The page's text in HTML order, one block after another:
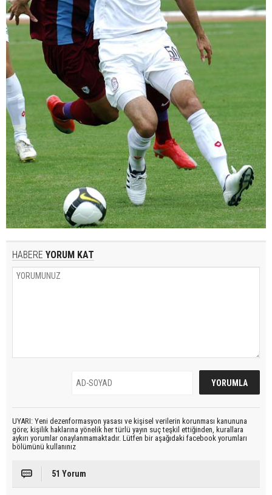
HABERE YORUM KAT
UYARI: Yeni dezenformasyon yasası ve kişisel verilerin korunması kanununa
göre; kişilik haklarına yönelik her türlü yayın suç teşkil ettiğinden, kurallara
aykırı yorumlar onaylanmamaktadır. Lütfen bir aşağıdaki facebook yorumları
bölümünü kullanınız
51 Yorum